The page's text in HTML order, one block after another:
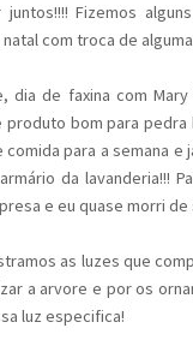
Fizemos
com troca de
dia de faxina com Mary
produto bom para pedra
comida para a semana e
da lavanderia!!!
e eu quase morri de
as luzes que
a arvore e por os
luz especifica!